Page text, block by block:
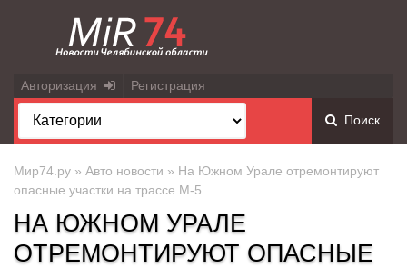
Авторизация Регистрация
Поиск
Мир74.ру » Авто новости » На Южном Урале отремонтируют
опасные участки на трассе М-5
НА ЮЖНОМ УРАЛЕ
ОТРЕМОНТИРУЮТ ОПАСНЫЕ